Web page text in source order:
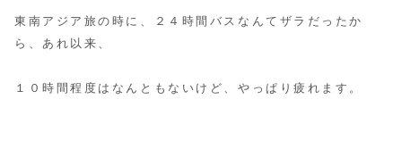
東南アジア旅の時に、２４時間バスなんてザラだったか
ら、あれ以来、
１０時間程度はなんともないけど、やっぱり疲れます。